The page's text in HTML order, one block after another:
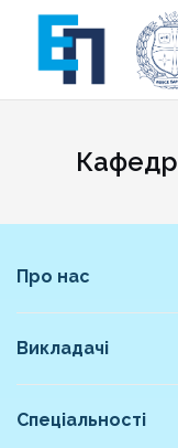
content
Про нас
Викладачі
Спеціальності